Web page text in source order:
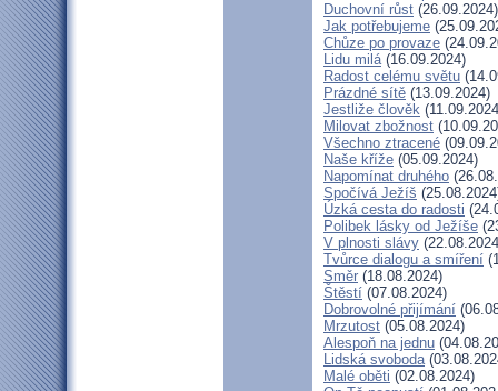
Duchovní růst (26.09.2024)
Jak potřebujeme
Chůze po provaze
Lidu milá(16.09.2024)
Radost celému světu
Prázdné sítě (13.09.2024)
Jestliže člověk
Milovat zbožnost
Všechno ztracené
Naše kříže (05.09.2024)
Napomínat druhého
Spočívá Ježíš
Úzká cesta do radosti
Polibek lásky od Ježíše
V plnosti slávy
Tvůrce dialogu a smíření
Směr (18.08.2024)
Štěstí (07.08.2024)
Dobrovolné přijímání
Mrzutost (05.08.2024)
Alespoň na jednu
Lidská svoboda
Malé oběti (02.08.2024)